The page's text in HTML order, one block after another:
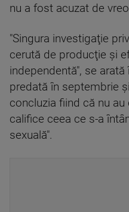
nu a fost acuzat de
"Singura investigaţie
cerută de producţie şi
independentă", se
predată în septembrie
concluzia fiind că nu
califice ceea ce s-a
sexuală".